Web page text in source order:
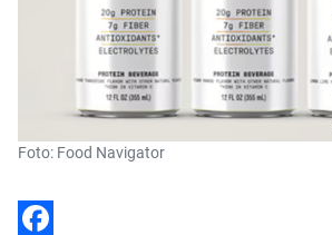
Foto: Food Navigator